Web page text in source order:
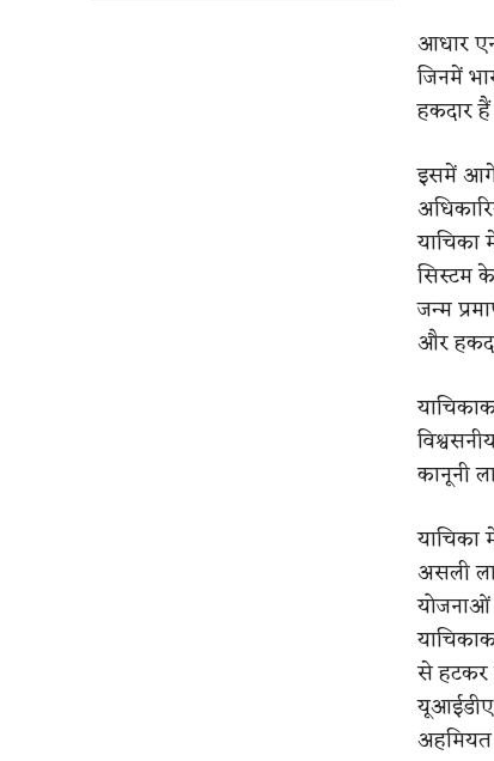
आधार
जिनमें
हकदार
इसमें आगे
याचिका
सिस्टम
जन्म
और
कानूनी
याचिका
असली
योजनाओं
से हटकर
अहमियत